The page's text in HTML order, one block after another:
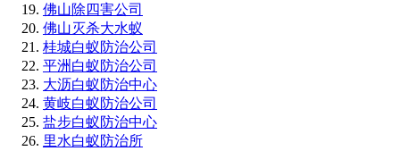
佛山除四害公司
佛山灭杀大水蚁
桂城白蚁防治公司
平洲白蚁防治公司
大沥白蚁防治中心
黄岐白蚁防治公司
盐步白蚁防治中心
里水白蚁防治所